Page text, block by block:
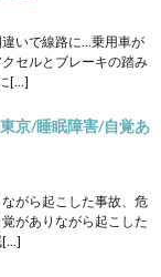
いで線路に…乗用車が
セルとブレーキの踏み
[…]
京/睡眠障害/自覚あ
がら起こした事故、危
がありながら起こした
[…]